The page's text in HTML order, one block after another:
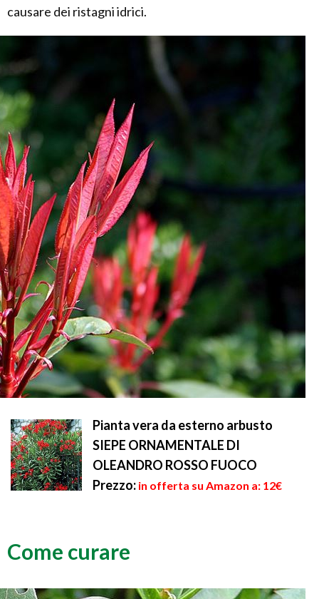
causare dei ristagni idrici.
Pianta vera da esterno arbusto
SIEPE ORNAMENTALE DI
OLEANDRO ROSSO FUOCO
Prezzo: in offerta su Amazon a: 12€
Come curare